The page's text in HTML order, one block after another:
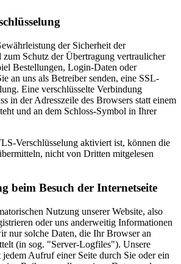
der Sicherheit der
Schutz der Übertragung vertraulicher
Bestellungen, Login-Daten oder
an uns als Betreiber senden, eine SSL-
Eine verschlüsselte Verbindung
in der Adresszeile des Browsers statt einem
und an dem Schloss-Symbol in Ihrer
Verschlüsselung aktiviert ist, können die
nicht von Dritten mitgelesen
beim Besuch der Internetseite
Nutzung unserer Website, also
oder uns anderweitig Informationen
nur solche Daten, die Ihr Browser an
(in sog. "Server-Logfiles"). Unsere
jedem Aufruf einer Seite durch Sie oder ein